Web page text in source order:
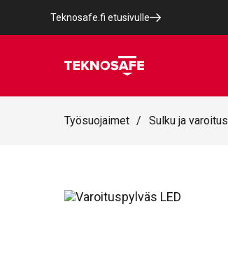
Teknosafe.fi etusivulle
Työsuojaimet / Sulku ja varoitus